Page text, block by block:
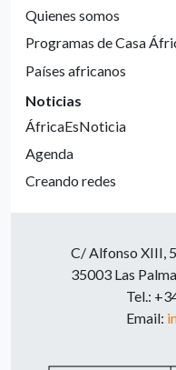
Quienes somos
Programas de Casa
Países africanos
Noticias
ÁfricaEsNoticia
Agenda
Creando redes
C/ Alfonso XIII, 5.
35003 Las
Tel.:
Email: